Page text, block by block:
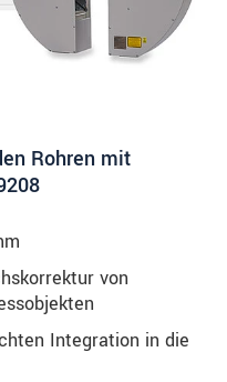
Rohren mit
von
Integration in die